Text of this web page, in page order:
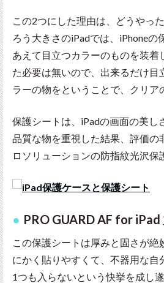
この2つにした理由は、どうやっ
ろう大きさのiPadでは、iPhoneの
あえて目立つカラーのものを装着
た必要は無いので、出来るだけ目
ラーの物をということで、クリア
保護シートは、iPadの画面の美し
品質な物を重視した結果、評価の
ロソリューションの防指紋光沢保
PRO GUARD AF for
この保護シートは厚みと固さが絶
にかく貼りやすくて、不器用な自
1つも入らないという快挙を成し